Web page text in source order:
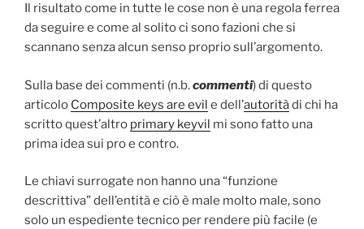
Il risultato come in tutte le cose non è una regola ferrea
da seguire e come al solito ci sono fazioni che si
scannano senza alcun senso proprio sull’argomento.
Sulla base dei commenti (n.b.commenti) di questo
articolo Composite keys are evil e dell’autoritàdi chi ha
scritto quest’altro primary keyvil mi sono fatto una
prima idea sui pro e contro.
Le chiavi surrogate non hanno una “funzione
descrittiva” dell’entità e ciò è male molto male, sono
solo un espediente tecnico per rendere più facile (e